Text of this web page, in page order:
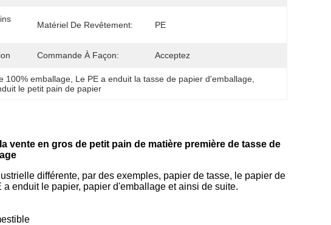
Matériel De Revêtement: PE
Commande À Façon: Acceptez
100% emballage Le PE a enduit la tasse de papier d'emballage
le petit pain de papier
vente en gros de petit pain de matière première de tasse de
différente, par des exemples, papier de tasse, le papier de
enduit le papier, papier d'emballage et ainsi de suite.